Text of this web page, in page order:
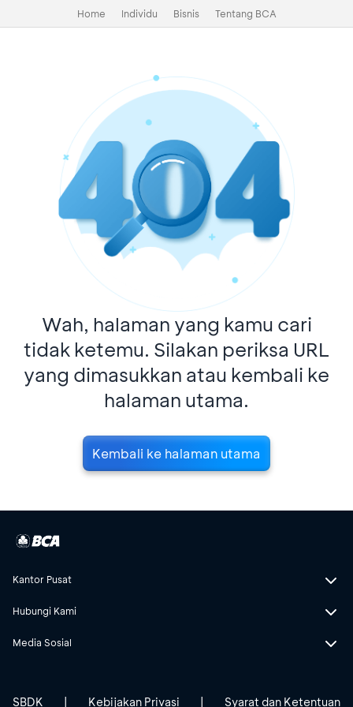
Home Individu Bisnis Tentang BCA
Wah, halaman yang kamu cari
tidak ketemu. Silakan periksa URL
yang dimasukkan atau kembali ke
halaman utama.
Kembali ke halaman utama
Kantor Pusat
Hubungi Kami
Media Sosial
SBDK Kebijakan Privasi Syarat dan Ketentuan